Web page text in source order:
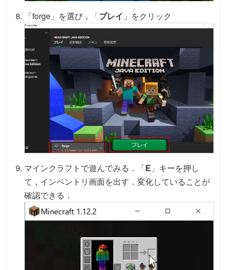
「forge」を選び，「プレイ 」をクリック
マインクラフトで遊んでみる．「E 」キーを押し
て，インベントリ画面を出す．変化していることが
確認できる．